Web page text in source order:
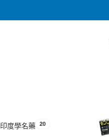
印度學名藥 20